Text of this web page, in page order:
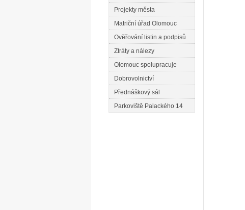
Projekty města
Matriční úřad Olomouc
Ověřování listin a podpisů
Ztráty a nálezy
Olomouc spolupracuje
Dobrovolnictví
Přednáškový sál
Parkoviště Palackého 14